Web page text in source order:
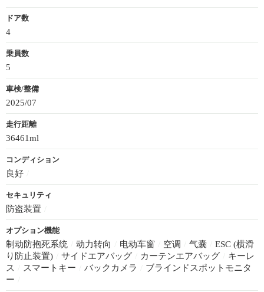
ドア数
4
乗員数
5
車検/整備
2025/07
走行距離
36461ml
コンディション
良好
セキュリティ
防盗装置
オプション機能
制动防抱死系统 动力转向 电动车窗 空调 气囊
ESC (横滑
り防止装置)
サイドエアバッグ カーテンエアバッグ
キーレ
ス
スマートキー バックカメラ
ブラインドスポットモニタ
ー